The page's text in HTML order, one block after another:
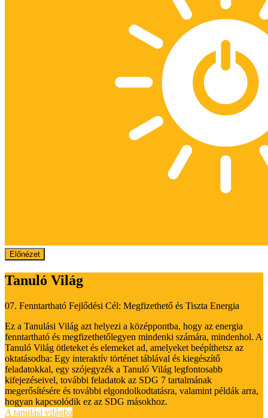
Előnézet
Tanuló Világ
07. Fenntartható Fejlődési Cél: Megfizethető és Tiszta Energia
Ez a Tanulási Világ azt helyezi a középpontba, hogy az energia
fenntartható és megfizethetőlegyen mindenki számára, mindenhol. A
Tanuló Világ ötleteket és elemeket ad, amelyeket beépíthetsz az
oktatásodba: Egy interaktív történet táblával és kiegészítő
feladatokkal, egy szójegyzék a Tanuló Világ legfontosabb
kifejezéseivel, további feladatok az SDG 7 tartalmának
megerősítésére és további elgondolkodtatásra, valamint példák arra,
hogyan kapcsolódik ez az SDG másokhoz.
A tanulási világba